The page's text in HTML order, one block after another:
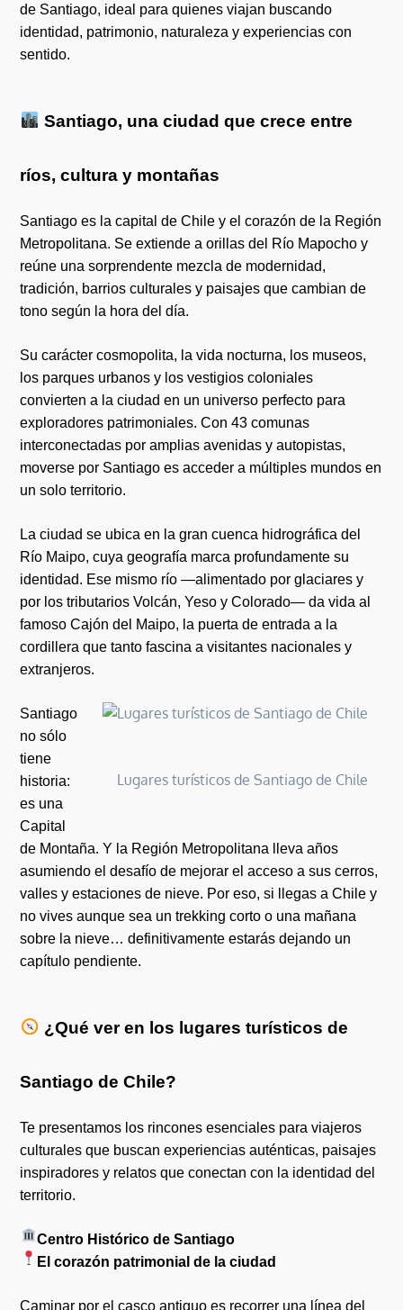
de Santiago, ideal para quienes viajan buscando
identidad, patrimonio, naturaleza y experiencias con
sentido.
Santiago, una ciudad que crece entre
ríos, cultura y montañas
Santiago es la capital de Chile y el corazón de la Región
Metropolitana. Se extiende a orillas del Río Mapocho y
reúne una sorprendente mezcla de modernidad,
tradición, barrios culturales y paisajes que cambian de
tono según la hora del día.
Su carácter cosmopolita, la vida nocturna, los museos,
los parques urbanos y los vestigios coloniales
convierten a la ciudad en un universo perfecto para
exploradores patrimoniales. Con 43 comunas
interconectadas por amplias avenidas y autopistas,
moverse por Santiago es acceder a múltiples mundos en
un solo territorio.
La ciudad se ubica en la gran cuenca hidrográfica del
Río Maipo, cuya geografía marca profundamente su
identidad. Ese mismo río —alimentado por glaciares y
por los tributarios Volcán, Yeso y Colorado— da vida al
famoso Cajón del Maipo, la puerta de entrada a la
cordillera que tanto fascina a visitantes nacionales y
extranjeros.
Lugares turísticos de Santiago de Chile
Santiago
no sólo
tiene
historia:
es una
Capital
de Montaña. Y la Región Metropolitana lleva años
asumiendo el desafío de mejorar el acceso a sus cerros,
valles y estaciones de nieve. Por eso, si llegas a Chile y
no vives aunque sea un trekking corto o una mañana
sobre la nieve… definitivamente estarás dejando un
capítulo pendiente.
¿Qué ver en los lugares turísticos de
Santiago de Chile?
Te presentamos los rincones esenciales para viajeros
culturales que buscan experiencias auténticas, paisajes
inspiradores y relatos que conectan con la identidad del
territorio.
Centro Histórico de Santiago
El corazón patrimonial de la ciudad
Caminar por el casco antiguo es recorrer una línea del